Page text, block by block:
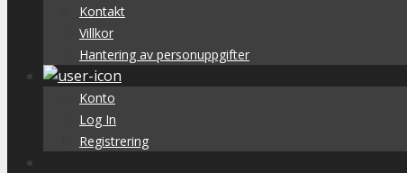
Kontakt
Villkor
Hantering av personuppgifter
Konto
Log In
Registrering